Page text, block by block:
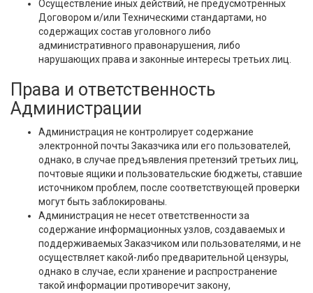
Осуществление иных действий, не предусмотренных
Договором и/или Техническими стандартами, но
содержащих состав уголовного либо
административного правонарушения, либо
нарушающих права и законные интересы третьих лиц.
Права и ответственность
Администрации
Администрация не контролирует содержание
электронной почты Заказчика или его пользователей,
однако, в случае предъявления претензий третьих лиц,
почтовые ящики и пользовательские бюджеты, ставшие
источником проблем, после соответствующей проверки
могут быть заблокированы.
Администрация не несет ответственности за
содержание информационных узлов, создаваемых и
поддерживаемых Заказчиком или пользователями, и не
осуществляет какой-либо предварительной цензуры,
однако в случае, если хранение и распространение
такой информации противоречит закону,